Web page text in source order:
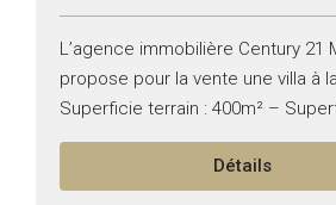
L’agence immobilière Century 21
propose pour la vente une villa à
Superficie terrain : 400m² –
500m² – Typologie : S+5 – Titre
Détails